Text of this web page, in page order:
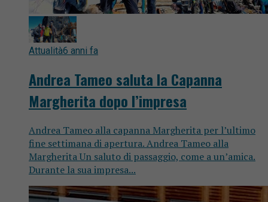
Attualità6 anni fa
Andrea Tameo saluta la Capanna
Margherita dopo l’impresa
Andrea Tameo alla capanna Margherita per l’ultimo
fine settimana di apertura. Andrea Tameo alla
Margherita Un saluto di passaggio, come a un’amica.
Durante la sua impresa...